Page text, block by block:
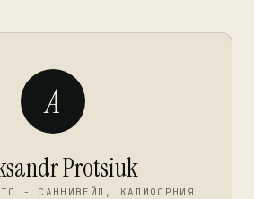
A
Protsiuk
- САННИВЕЙЛ, КАЛИФОРНИЯ